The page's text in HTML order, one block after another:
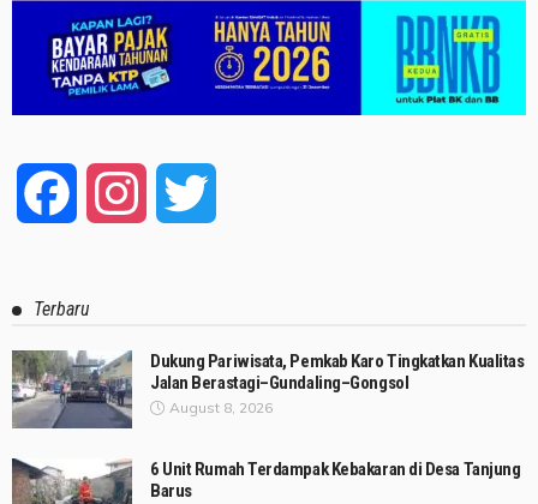
Facebook Instagram
Terbaru
Dukung Pariwisata, Pemkab Karo Tingkatkan Kualitas
Jalan Berastagi–Gundaling–Gongsol
August 8, 2026
6 Unit Rumah Terdampak Kebakaran di Desa Tanjung
Barus